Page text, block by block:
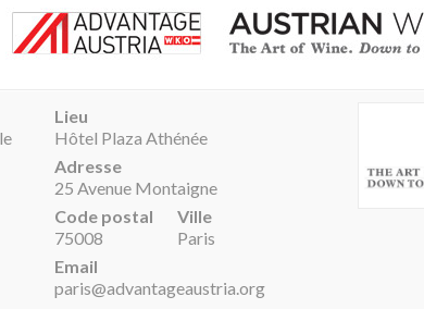
Lieu
Hôtel Plaza Athénée
Adresse
25 Avenue Montaigne
Code postal
75008
Ville
Paris
Email
paris@advantageaustria.org